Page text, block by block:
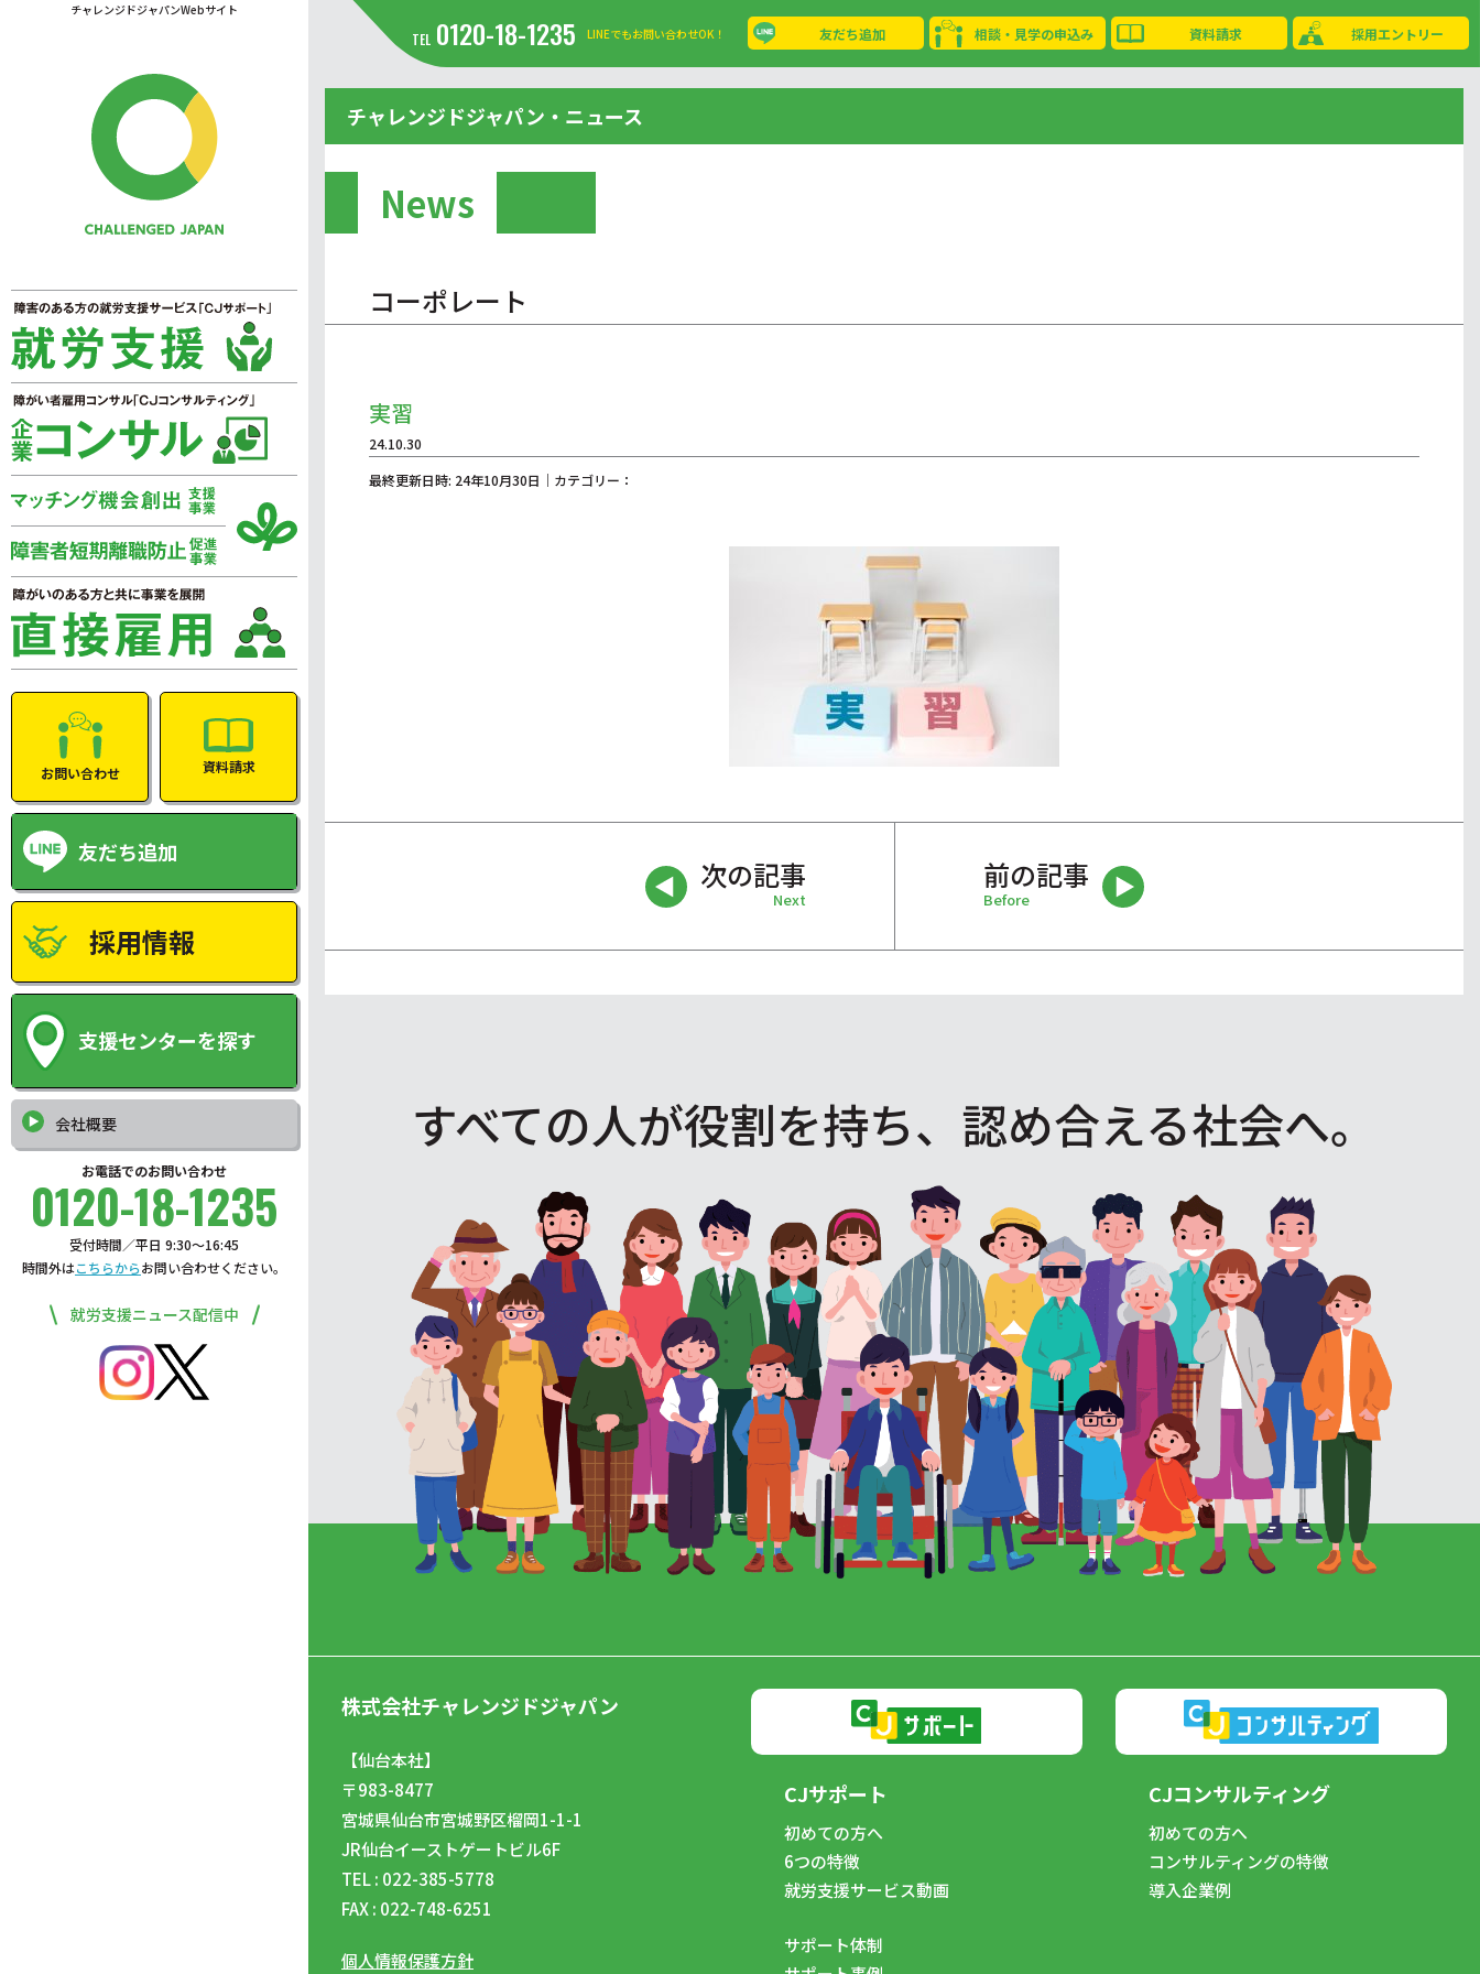
チャレンジドジャパンWebサイト
お問い合わせ 資料請求
友だち追加
採用情報
支援センターを探す
会社概要
お電話でのお問い合わせ
0120-18-1235
受付時間／平日 9:30〜16:45
時間外はこちらからお問い合わせください。
就労支援ニュース配信中
TEL 0120-18-1235 LINEでもお問い合わせOK！ 友だち追加 相談・見学の申込み 資料請求 採用エントリー
チャレンジドジャパン・ニュース
News
コーポレート
実習
24.10.30
最終更新日時: 24年10月30日｜カテゴリー：
次の記事
Next
前の記事
Before
すべての人が役割を持ち、認め合える社会へ。
株式会社チャレンジドジャパン
【仙台本社】
〒983-8477
宮城県仙台市宮城野区榴岡1-1-1
JR仙台イーストゲートビル6F
TEL : 022-385-5778
FAX : 022-748-6251
個人情報保護方針
CJサポート
初めての方へ
6つの特徴
就労支援サービス動画
サポート体制
CJコンサルティング
初めての方へ
コンサルティングの特徴
導入企業例